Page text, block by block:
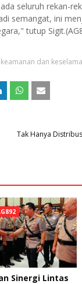
seluruh rekan-
semangat, ini
tutup
dan
Tak Hanya
Sinergi Lintas